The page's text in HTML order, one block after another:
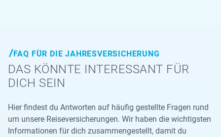
FAQ FÜR DIE JAHRESVERSICHERUNG
DAS KÖNNTE INTERESSANT FÜR
DICH SEIN
Hier findest du Antworten auf häufig gestellte Fragen rund
um unsere Reiseversicherungen. Wir haben die wichtigsten
Informationen für dich zusammengestellt, damit du